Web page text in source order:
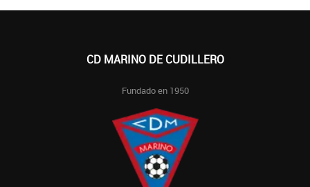
CD MARINO DE CUDILLERO
Fundado en 1950